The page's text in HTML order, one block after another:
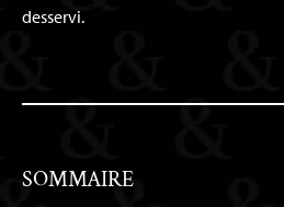
desservi.
SOMMAIRE